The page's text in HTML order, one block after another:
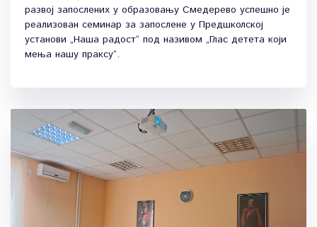
развој запослених у образовању Смедерево успешно је
реализован семинар за запослене у Предшколској
установи „Наша радост“ под називом „Глас детета који
мења нашу праксу“.